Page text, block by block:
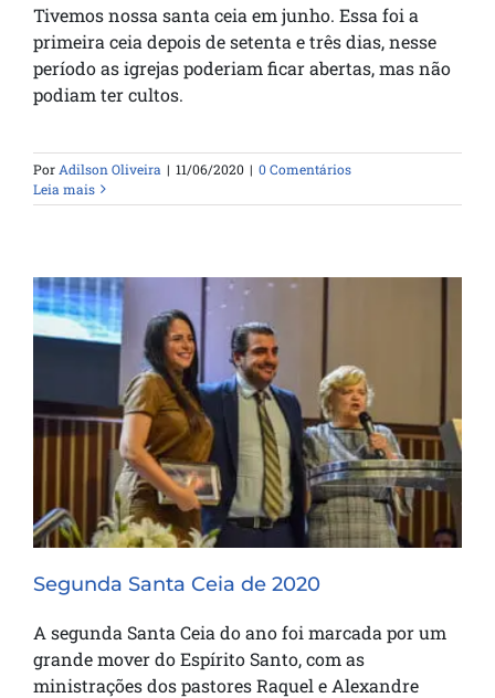
Tivemos nossa santa ceia em junho. Essa foi a
primeira ceia depois de setenta e três dias, nesse
período as igrejas poderiam ficar abertas, mas não
podiam ter cultos.
Por Adilson Oliveira | 11/06/2020 | 0 Comentários
Leia mais
Segunda Santa Ceia de 2020
Segunda Santa Ceia de 2020
A segunda Santa Ceia do ano foi marcada por um
grande mover do Espírito Santo, com as
ministrações dos pastores Raquel e Alexandre